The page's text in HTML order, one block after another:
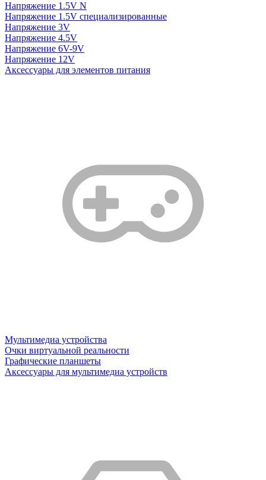
Напряжение 1.5V N
Напряжение 1.5V специализированные
Напряжение 3V
Напряжение 4.5V
Напряжение 6V-9V
Напряжение 12V
Аксессуары для элементов питания
Мультимедиа устройства
Очки виртуальной реальности
Графические планшеты
Аксессуары для мультимедиа устройств